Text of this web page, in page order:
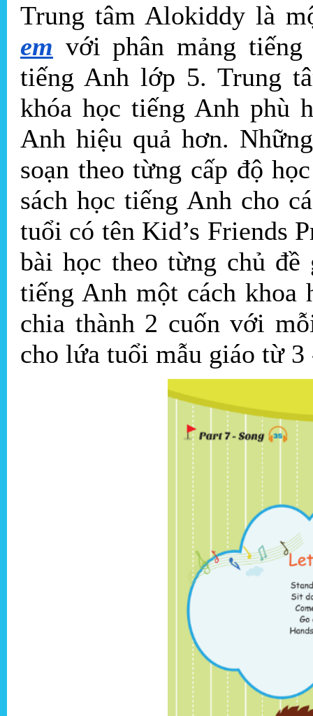
Trung tâm Alokiddy là
em với phân mảng
tiếng Anh lớp 5. Trung
khóa học tiếng Anh phù
Anh hiệu quả hơn.
soạn theo từng cấp độ
sách học tiếng Anh cho
tuổi có tên Kid’s Friends
bài học theo từng chủ
tiếng Anh một cách khoa
chia thành 2 cuốn với
cho lứa tuổi mẫu giáo từ